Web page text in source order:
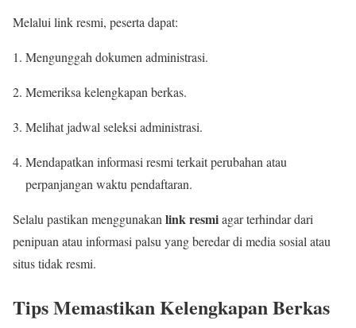
Melalui link resmi, peserta dapat:
Mengunggah dokumen administrasi.
Memeriksa kelengkapan berkas.
Melihat jadwal seleksi administrasi.
Mendapatkan informasi resmi terkait perubahan atau
perpanjangan waktu pendaftaran.
Selalu pastikan menggunakan link resmiagar terhindar dari
penipuan atau informasi palsu yang beredar di media sosial atau
situs tidak resmi.
Tips Memastikan Kelengkapan Berkas